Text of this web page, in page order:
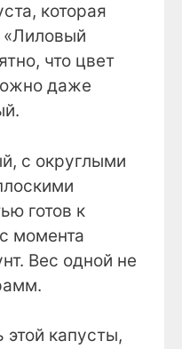
которая
что цвет
даже
с округлыми
готов к
момента
Вес одной не
этой капусты,